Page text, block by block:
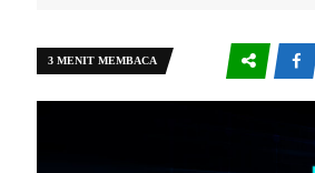
3 MENIT MEMBACA